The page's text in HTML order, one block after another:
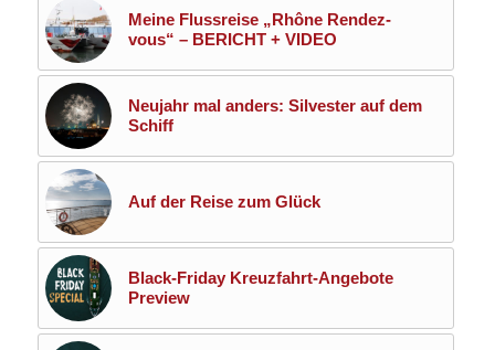
Meine Flussreise „Rhône Rendez-
vous“ – BERICHT + VIDEO
Neujahr mal anders: Silvester auf dem
Schiff
Auf der Reise zum Glück
Black-Friday Kreuzfahrt-Angebote
Preview